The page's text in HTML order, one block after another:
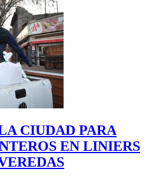
CIUDAD PARA
EN LINIERS